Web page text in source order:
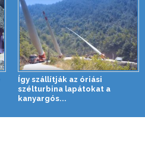
Így szállítják az óriási
szélturbina lapátokat a
kanyargós...